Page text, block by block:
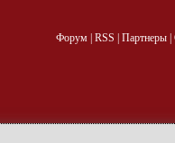
Форум| RSS Партнеры|